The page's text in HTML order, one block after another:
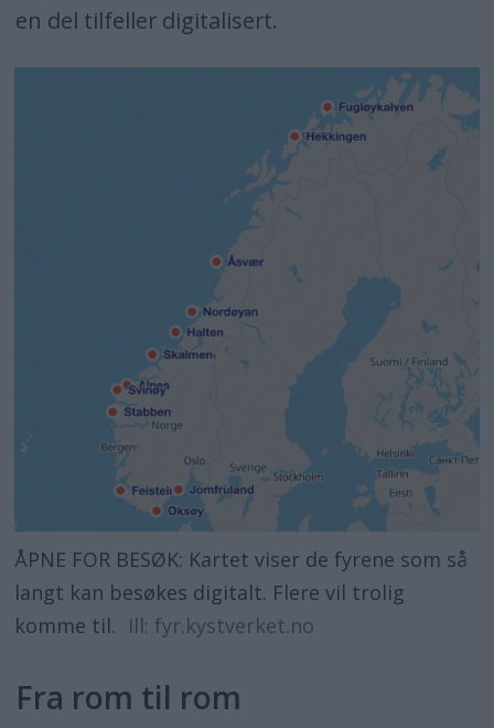
en del tilfeller digitalisert.
ÅPNE FOR BESØK: Kartet viser de fyrene som så
langt kan besøkes digitalt. Flere vil trolig
komme til.
Ill: fyr.kystverket.no
Fra rom til rom